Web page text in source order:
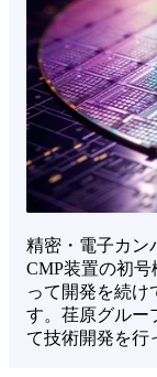
精密・電子カン
CMP装置の初
って開発を続け
す。荏原グルー
て技術開発を行